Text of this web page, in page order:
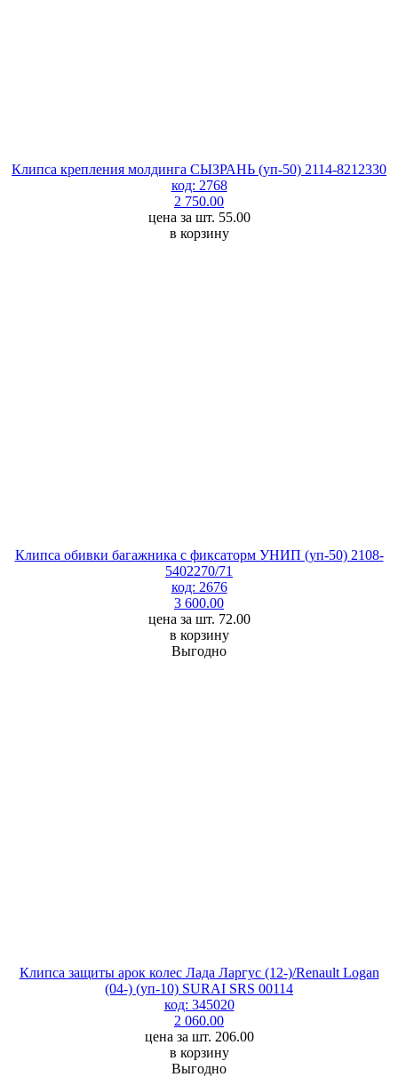
Клипса крепления молдинга СЫЗРАНЬ (уп-50) 2114-8212330
код: 2768
2 750.00
цена за шт. 55.00
в корзину
Клипса обивки багажника с фиксаторм УНИП (уп-50) 2108-
5402270/71
код: 2676
3 600.00
цена за шт. 72.00
в корзину
Выгодно
Клипса защиты арок колес Лада Ларгус (12-)/Renault Logan
(04-) (уп-10) SURAI SRS 00114
код: 345020
2 060.00
цена за шт. 206.00
в корзину
Выгодно